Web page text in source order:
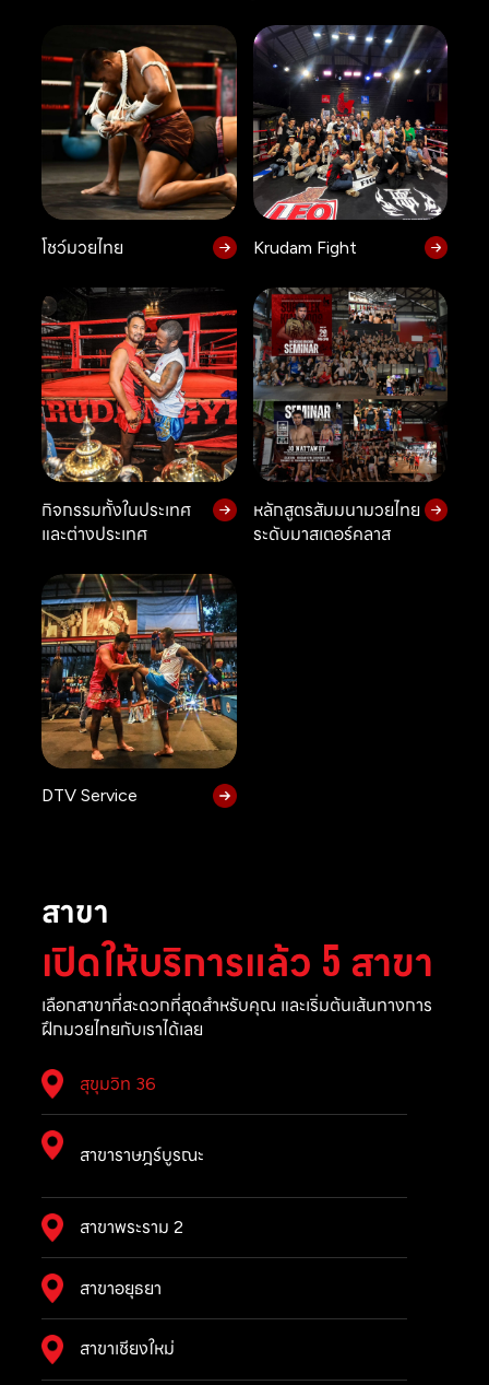
โชว์มวยไทย Krudam Fight
กิจกรรมทั้งในประเทศ
และต่างประเทศ
หลักสูตรสัมมนามวยไทย
ระดับมาสเตอร์คลาส
DTV Service
สาขา
เปิดให้บริการแล้ว 5 สาขา
เลือกสาขาที่สะดวกที่สุดสำหรับคุณ และเริ่มต้นเส้นทางการ
ฝึกมวยไทยกับเราได้เลย
สุขุมวิท 36
สาขาราษฎร์บูรณะ
สาขาพระราม 2
สาขาอยุธยา
สาขาเชียงใหม่